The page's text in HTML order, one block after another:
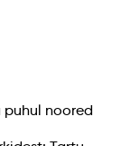
noored